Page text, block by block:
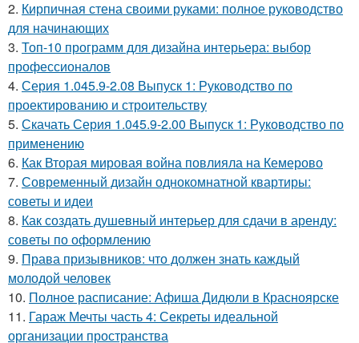
2. Кирпичная стена своими руками: полное руководство
для начинающих
3. Топ-10 программ для дизайна интерьера: выбор
профессионалов
4. Серия 1.045.9-2.08 Выпуск 1: Руководство по
проектированию и строительству
5. Скачать Серия 1.045.9-2.00 Выпуск 1: Руководство по
применению
6. Как Вторая мировая война повлияла на Кемерово
7. Современный дизайн однокомнатной квартиры:
советы и идеи
8. Как создать душевный интерьер для сдачи в аренду:
советы по оформлению
9. Права призывников: что должен знать каждый
молодой человек
10. Полное расписание: Афиша Дидюли в Красноярске
11. Гараж Мечты часть 4: Секреты идеальной
организации пространства